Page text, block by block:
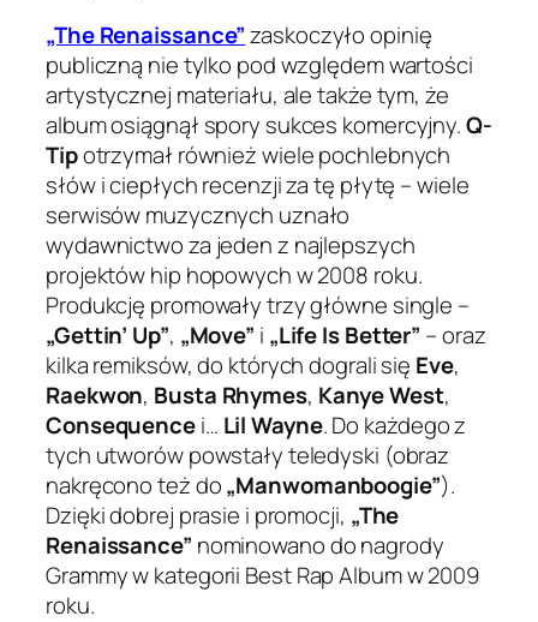
„The Renaissance”zaskoczyło opinię
publiczną nie tylko pod względem wartości
artystycznej materiału, ale także tym, że
album osiągnął spory sukces komercyjny.Q-
Tipotrzymał również wiele pochlebnych
słów i ciepłych recenzji za tę płytę – wiele
serwisów muzycznych uznało
wydawnictwo za jeden z najlepszych
projektów hip hopowych w 2008 roku.
Produkcję promowały trzy główne single –
„Gettin’ Up”, „Move” i „Life Is Better” – oraz
kilka remiksów, do których dograli się Eve,
Raekwon, Busta Rhymes, Kanye West,
Consequencei… Lil Wayne. Do każdego z
tych utworów powstały teledyski (obraz
nakręcono też do„Manwomanboogie”).
Dzięki dobrej prasie i promocji, „The
Renaissance” nominowano do nagrody
Grammy w kategorii Best Rap Albumw 2009
roku.